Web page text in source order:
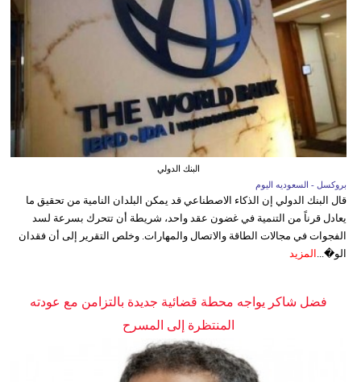
البنك الدولي
بروكسل - السعوديه اليوم
قال البنك الدولي إن الذكاء الاصطناعي قد يمكن البلدان النامية من تحقيق ما
يعادل قرناً من التنمية في غضون عقد واحد، شريطة أن تتحرك بسرعة لسد
الفجوات في مجالات الطاقة والاتصال والمهارات. وخلص التقرير إلى أن فقدان
الو�...
المزيد
فضل شاكر يواجه محطة قضائية جديدة بالتزامن مع عودته
المنتظرة إلى المسرح